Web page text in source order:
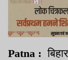
Patna :